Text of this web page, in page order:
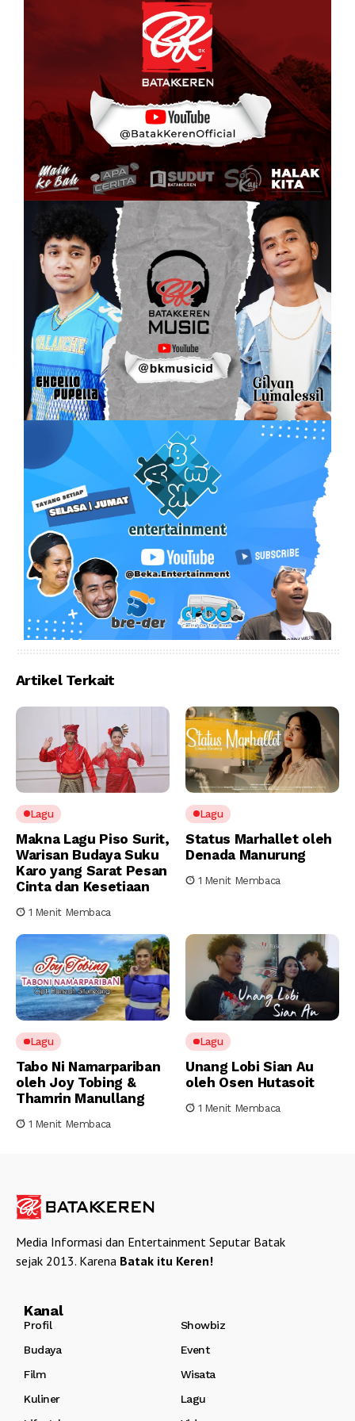
Artikel Terkait
Lagu
Makna Lagu Piso Surit,
Warisan Budaya Suku
Karo yang Sarat Pesan
Cinta dan Kesetiaan
1 Menit Membaca
Lagu
Status Marhallet oleh
Denada Manurung
1 Menit Membaca
Lagu
Tabo Ni Namarpariban
oleh Joy Tobing &
Thamrin Manullang
1 Menit Membaca
Lagu
Unang Lobi Sian Au
oleh Osen Hutasoit
1 Menit Membaca
Media Informasi dan Entertainment Seputar Batak
sejak 2013. Karena Batak itu Keren!
Kanal
Profil
Showbiz
Budaya
Event
Film
Wisata
Kuliner
Lagu